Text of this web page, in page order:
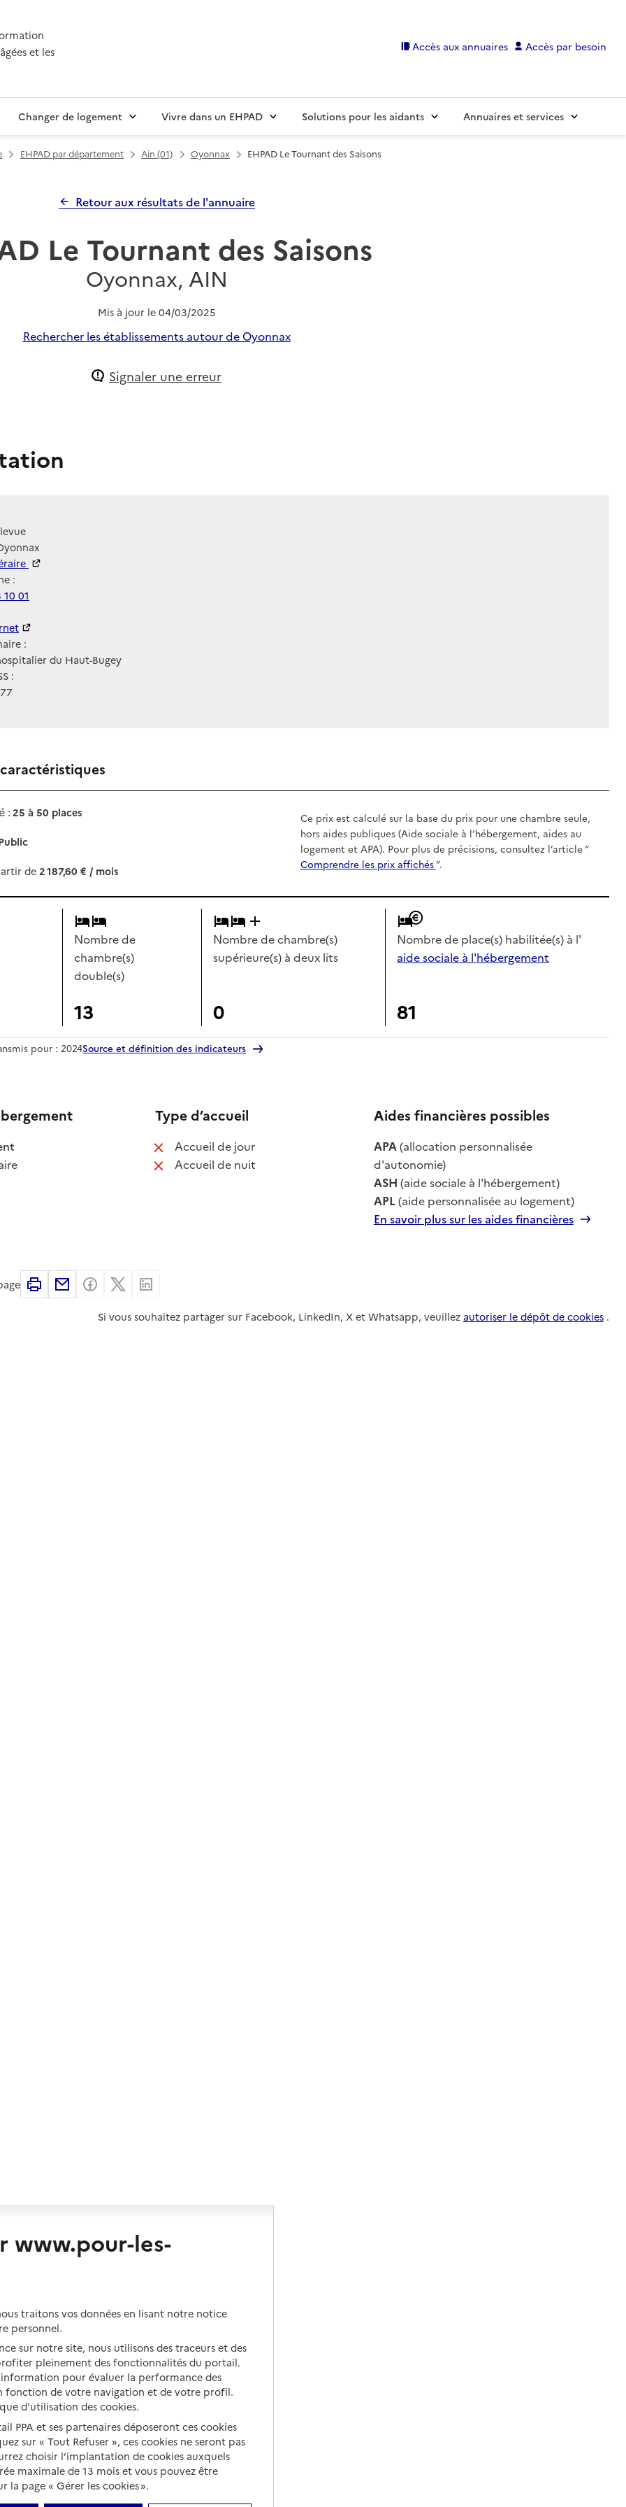
et les
Accès aux annuaires Accès par besoin
Changer de logement Vivre dans un EHPAD Solutions pour les aidants Annuaires et services
EHPAD par département Ain (01) Oyonnax EHPAD Le Tournant des Saisons
Retour aux résultats de l'annuaire
Le Tournant des Saisons
Oyonnax, AIN
Mis à jour le 04/03/2025
Rechercher les établissements autour de Oyonnax
Signaler une erreur
:
01
:
du Haut-Bugey
:
:25 à 50 places
de 2 187,60 € / mois
Ce prix est calculé sur la base du prix pour une chambre seule,
hors aides publiques (Aide sociale à l’hébergement, aides au
logement et APA). Pour plus de précisions, consultez l’article “
Comprendre les prix affichés”.
Nombre de
chambre(s)
double(s)
13
Nombre de chambre(s)
supérieure(s) à deux lits
0
Nombre de place(s) habilitée(s) à l'
aide sociale à l'hébergement
81
pour : 2024Source et définition des indicateurs
disponible
Type d’accueil
Accueil de jour: non disponible
Accueil de nuit: non disponible
Aides financières possibles
APA(allocation personnalisée
d'autonomie)
ASH (aide sociale à l'hébergement)
APL(aide personnalisée au logement)
En savoir plus sur les aides financières
ImprimerPartager par email
Partager sur Facebook
Partager sur X
Si vous souhaitez partager sur Facebook, LinkedIn, X et Whatsapp, veuillez autoriser le dépôt de cookies .
www.pour-les-
traitons vos données en lisant notre notice
personnel.
sur notre site, nous utilisons des traceurs et des
pleinement des fonctionnalités du portail.
pour évaluer la performance des
fonction de votre navigation et de votre profil.
d'utilisation des cookies.
PPA et ses partenaires déposeront ces cookies
sur « Tout Refuser », ces cookies ne seront pas
choisir l’implantation de cookies auxquels
maximale de 13 mois et vous pouvez être
page « Gérer les cookies ».